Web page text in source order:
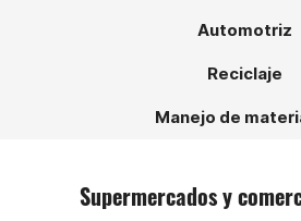
Automotriz
Reciclaje
Manejo de
Supermercados y